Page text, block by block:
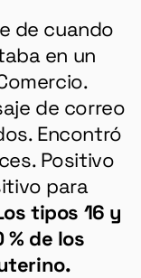
de cuando
en un
de correo
Encontró
Positivo
para
tipos 16 y
de los